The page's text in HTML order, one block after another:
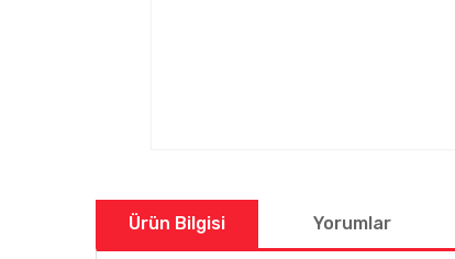
Ürün Bilgisi Yorumlar